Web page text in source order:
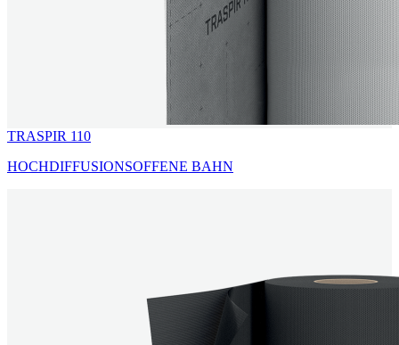
TRASPIR 110
HOCHDIFFUSIONSOFFENE BAHN